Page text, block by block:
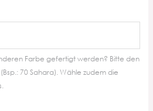
Farbe gefertigt werden? Bitte den
70 Sahara). Wähle zudem die